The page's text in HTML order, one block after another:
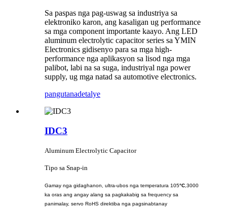
Sa paspas nga pag-uswag sa industriya sa
elektroniko karon, ang kasaligan ug performance
sa mga component importante kaayo. Ang LED
aluminum electrolytic capacitor series sa YMIN
Electronics gidisenyo para sa mga high-
performance nga aplikasyon sa lisod nga mga
palibot, labi na sa suga, industriyal nga power
supply, ug mga natad sa automotive electronics.
pangutanadetalye
IDC3
Aluminum Electrolytic Capacitor
Tipo sa Snap-in
Gamay nga gidaghanon, ultra-ubos nga temperatura 105°C,3000
ka oras ang angay alang sa pagkakabig sa frequency sa
panimalay, servo RoHS direktiba nga pagsinabtanay